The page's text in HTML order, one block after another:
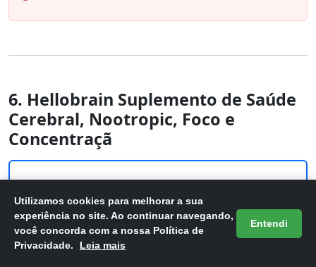
6. Hellobrain Suplemento de Saúde
Cerebral, Nootropic, Foco e
Concentraçã
Utilizamos cookies para melhorar a sua
experiência no site. Ao continuar navegando,
você concorda com a nossa Política de
Privacidade.
Leia mais
Entendi